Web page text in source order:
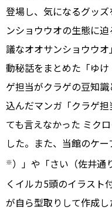
登場し、気になるグッ
ンショウウオの生態に
議なオオサンショウウ
動秘話をまとめた「ゆ
ゲ担当がクラゲの豆知
込んだマンガ「クラゲ
ても言えなかった ミク
した。また、当館のケ
※）」や「さい（佐井通
くイルカ5頭のイラスト
が自ら型取りして作成